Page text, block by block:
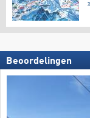
Beoordelingen